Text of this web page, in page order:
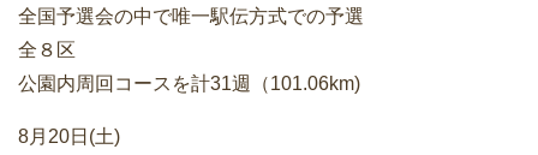
全国予選会の中で唯一駅伝方式での予選
全８区
公園内周回コースを計31週（101.06km)
8月20日(土)